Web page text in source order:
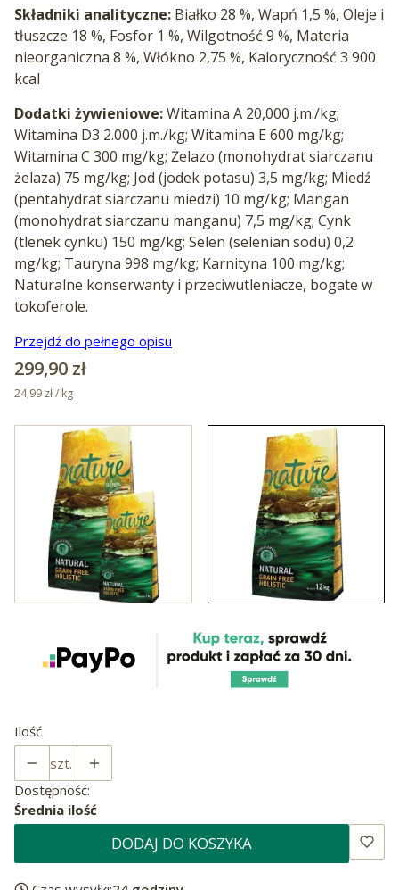
Składniki analityczne: Białko 28 %, Wapń 1,5 %, Oleje i
tłuszcze 18 %, Fosfor 1 %, Wilgotność 9 %, Materia
nieorganiczna 8 %, Włókno 2,75 %, Kaloryczność 3 900
kcal
Dodatki żywieniowe:Witamina A 20,000 j.m./kg;
Witamina D3 2.000 j.m./kg; Witamina E 600 mg/kg;
Witamina C 300 mg/kg; Żelazo (monohydrat siarczanu
żelaza) 75 mg/kg; Jod (jodek potasu) 3,5 mg/kg; Miedź
(pentahydrat siarczanu miedzi) 10 mg/kg; Mangan
(monohydrat siarczanu manganu) 7,5 mg/kg; Cynk
(tlenek cynku) 150 mg/kg; Selen (selenian sodu) 0,2
mg/kg; Tauryna 998 mg/kg; Karnityna 100 mg/kg;
Naturalne konserwanty i przeciwutleniacze, bogate w
tokoferole.
Przejdź do pełnego opisu
Cena
299,90 zł
24,99 zł / kg
Ilość
szt.
Dostępność:
Średnia ilość
DODAJ DO KOSZYKA